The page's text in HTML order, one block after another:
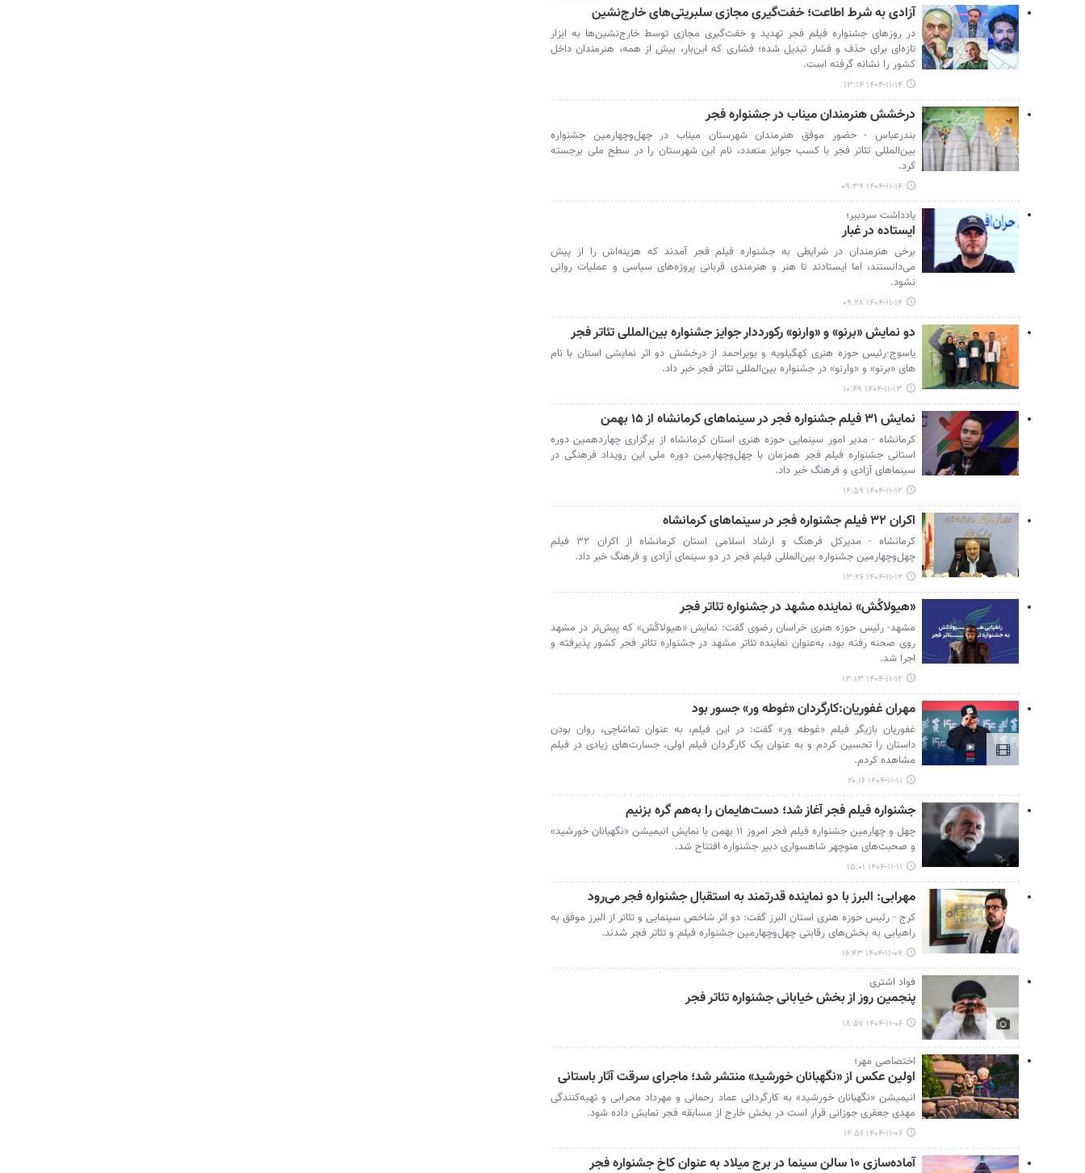
آزادی به شرط اطاعت؛ خفت‌گیری مجازی سلبریتی‌های خارج‌نشین
در روزهای جشنواره فیلم فجر تهدید و خفت‌گیری مجازی توسط خارج‌نشین‌ها به ابزار
تازه‌ای برای حذف و فشار تبدیل شده؛ فشاری که این‌بار، بیش از همه، هنرمندان داخل
کشور را نشانه گرفته است.
۱۴۰۴-۱۱-۱۴ ۱۳:۱۴
درخشش هنرمندان میناب در جشنواره فجر
بندرعباس - حضور موفق هنرمندان شهرستان میناب در چهل‌وچهارمین جشنواره
بین‌المللی تئاتر فجر با کسب جوایز متعدد، نام این شهرستان را در سطح ملی برجسته
کرد.
۱۴۰۴-۱۱-۱۴ ۰۹:۳۹
یادداشت سردبیر؛
ایستاده در غبار
برخی هنرمندان در شرایطی به جشنواره فیلم فجر آمدند که هزینه‌اش را از پیش
می‌دانستند، اما ایستادند تا هنر و هنرمندی قربانی پروژه‌های سیاسی و عملیات روانی
نشود.
۱۴۰۴-۱۱-۱۴ ۰۹:۲۸
دو نمایش «برنو» و «وارنو» رکورددار جوایز جشنواره بین‌المللی تئاتر فجر
یاسوج-رئیس حوزه هنری کهگیلویه و بویراحمد از درخشش دو اثر نمایشی استان با نام
های «برنو» و «وارنو» در جشنواره بین‌المللی تئاتر فجر خبر داد.
۱۴۰۴-۱۱-۱۳ ۱۰:۴۹
نمایش ۳۱ فیلم جشنواره فجر در سینماهای کرمانشاه از ۱۵ بهمن
کرمانشاه - مدیر امور سینمایی حوزه هنری استان کرمانشاه از برگزاری چهاردهمین دوره
استانی جشنواره فیلم فجر همزمان با چهل‌وچهارمین دوره ملی این رویداد فرهنگی در
سینماهای آزادی و فرهنگ خبر داد.
۱۴۰۴-۱۱-۱۲ ۱۴:۵۹
اکران ۳۲ فیلم جشنواره فجر در سینماهای کرمانشاه
کرمانشاه - مدیرکل فرهنگ و ارشاد اسلامی استان کرمانشاه از اکران ۳۲ فیلم
چهل‌وچهارمین جشنواره بین‌المللی فیلم فجر در دو سینمای آزادی و فرهنگ خبر داد.
۱۴۰۴-۱۱-۱۲ ۱۳:۲۶
«هیولاکُش» نماینده مشهد در جشنواره تئاتر فجر
مشهد- رئیس حوزه هنری خراسان رضوی گفت: نمایش «هیولاکُش» که پیش‌تر در مشهد
روی صحنه رفته بود، به‌عنوان نماینده تئاتر مشهد در جشنواره تئاتر فجر کشور پذیرفته و
اجرا شد.
۱۴۰۴-۱۱-۱۲ ۱۳:۱۳
مهران غفوریان:کارگردان «غوطه ور» جسور بود
غفوریان بازیگر فیلم «غوطه ور» گفت: در این فیلم، به عنوان تماشاچی، روان بودن
داستان را تحسین کردم و به عنوان یک کارگردان فیلم اولی، جسارت‌های زیادی در فیلم
مشاهده کردم.
۱۴۰۴-۱۱-۱۱ ۲۰:۱۶
جشنواره فیلم فجر آغاز شد؛ دست‌هایمان را به‌هم گره بزنیم
چهل و چهارمین جشنواره فیلم فجر امروز ۱۱ بهمن با نمایش انیمیشن «نگهبانان خورشید»
و صحبت‌های منوچهر شاهسواری دبیر جشنواره افتتاح شد.
۱۴۰۴-۱۱-۱۱ ۱۵:۰۱
مهرابی: البرز با دو نماینده قدرتمند به استقبال جشنواره فجر می‌رود
کرج - رئیس حوزه هنری استان البرز گفت: دو اثر شاخص سینمایی و تئاتر از البرز موفق به
راهیابی به بخش‌های رقابتی چهل‌وچهارمین جشنواره فیلم و تئاتر فجر شدند.
۱۴۰۴-۱۱-۰۹ ۱۶:۴۳
فواد اشتری
پنجمین روز از بخش خیابانی جشنواره تئاتر فجر
۱۴۰۴-۱۱-۰۶ ۱۸:۵۷
اختصاصی مهر؛
اولین عکس از «نگهبانان خورشید» منتشر شد؛ ماجرای سرقت آثار باستانی
انیمیشن «نگهبانان خورشید» به کارگردانی عماد رحمانی و مهرداد محرابی و تهیه‌کنندگی
مهدی جعفری جوزانی قرار است در بخش خارج از مسابقه فجر نمایش داده شود.
۱۴۰۴-۱۱-۰۶ ۱۴:۵۶
آماده‌سازی ۱۰ سالن سینما در برج میلاد به عنوان کاخ جشنواره فجر